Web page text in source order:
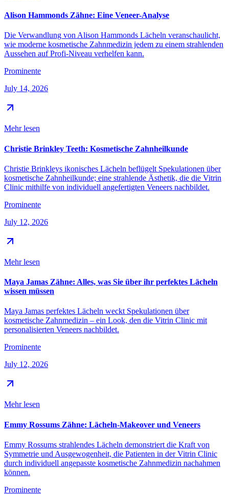
Alison Hammonds Zähne: Eine Veneer-Analyse
Die Verwandlung von Alison Hammonds Lächeln veranschaulicht,
wie moderne kosmetische Zahnmedizin jedem zu einem strahlenden
Aussehen auf Profi-Niveau verhelfen kann.
Prominente
July 14, 2026
Mehr lesen
Christie Brinkley Teeth: Kosmetische Zahnheilkunde
Christie Brinkleys ikonisches Lächeln beflügelt Spekulationen über
kosmetische Zahnheilkunde; eine strahlende Ästhetik, die die Vitrin
Clinic mithilfe von individuell angefertigten Veneers nachbildet.
Prominente
July 12, 2026
Mehr lesen
Maya Jamas Zähne: Alles, was Sie über ihr perfektes Lächeln
wissen müssen
Maya Jamas perfektes Lächeln weckt Spekulationen über
kosmetische Zahnmedizin – ein Look, den die Vitrin Clinic mit
personalisierten Veneers nachbildet.
Prominente
July 12, 2026
Mehr lesen
Emmy Rossums Zähne: Lächeln-Makeover und Veneers
Emmy Rossums strahlendes Lächeln demonstriert die Kraft von
Symmetrie und Ausgewogenheit, die Patienten in der Vitrin Clinic
durch individuell angepasste kosmetische Zahnmedizin nachahmen
können.
Prominente